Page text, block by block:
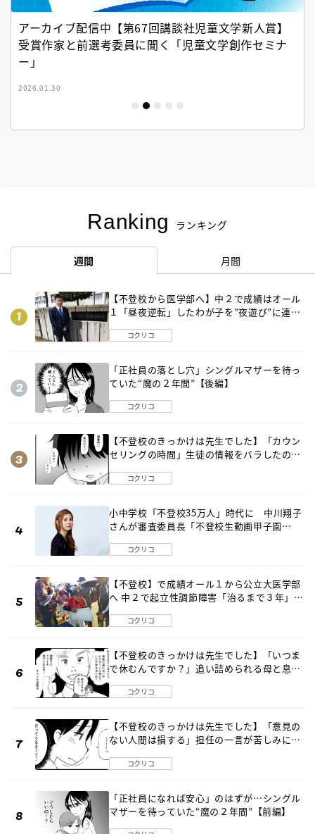
アーカイブ配信中【第67回講談社児童文学新人賞】
受賞作家と前選考委員に聞く「児童文学創作セミナ
ー」
2026.01.30
Ranking ランキング
週間 月間
【不登校から医学部へ】中２で成績はオール
１「昼夜逆転」したわが子を”夜遊び”に連れ
コクリコ
「正社員の落とし穴」シングルマザーを待っ
ていた“魔の２年間”【後編】
コクリコ
【不登校のきっかけは先生でした】「カウン
セリングの時間」生徒の情報をバラしたの
コクリコ
小中学校「不登校35万人」時代に 中川翔子
さんが審査委員長「不登校生動画甲子園
コクリコ
【不登校】で成績オール１から公立大医学部
へ 中２で起立性調節障害「治るまで３年」の
コクリコ
【不登校のきっかけは先生でした】「いつま
で休むんですか？」追い詰められる母と息子
コクリコ
【不登校のきっかけは先生でした】「意見の
ない人間は損する」担任の一言が苦しみに…
コクリコ
「正社員になれば安心」のはずが…シングル
マザーを待っていた“魔の２年間”【前編】